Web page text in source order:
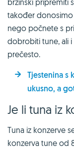
također donosimo
nego počnete s
dobrobiti tune, ali
prečesto.
Tjestenina s
ukusno, a
Je li tuna iz
Tuna iz konzerve
konzerva tune od